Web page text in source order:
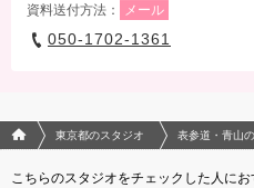
資料送付方法：
メール
050-1702-1361
フォトウエディング/結婚写真のPhotorait
東京都のスタジオ 表参道・青山
こちらのスタジオをチェックした人に